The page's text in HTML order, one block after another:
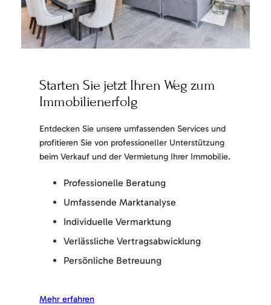
Starten Sie jetzt Ihren Weg zum
Immobilienerfolg
Entdecken Sie unsere umfassenden Services und
profitieren Sie von professioneller Unterstützung
beim Verkauf und der Vermietung Ihrer Immobilie.
Professionelle Beratung
Umfassende Marktanalyse
Individuelle Vermarktung
Verlässliche Vertragsabwicklung
Persönliche Betreuung
Mehr erfahren